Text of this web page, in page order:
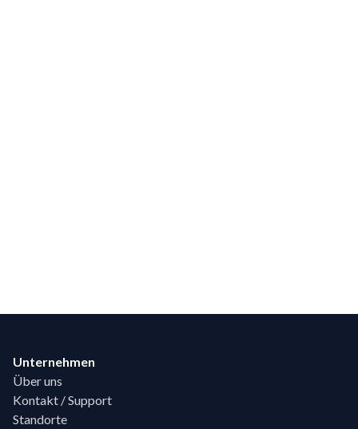
Unternehmen
Über uns
Kontakt / Support
Standorte